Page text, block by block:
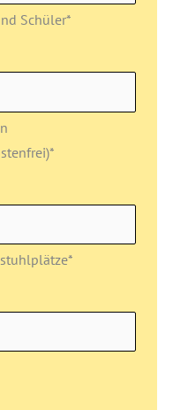
Schüler*